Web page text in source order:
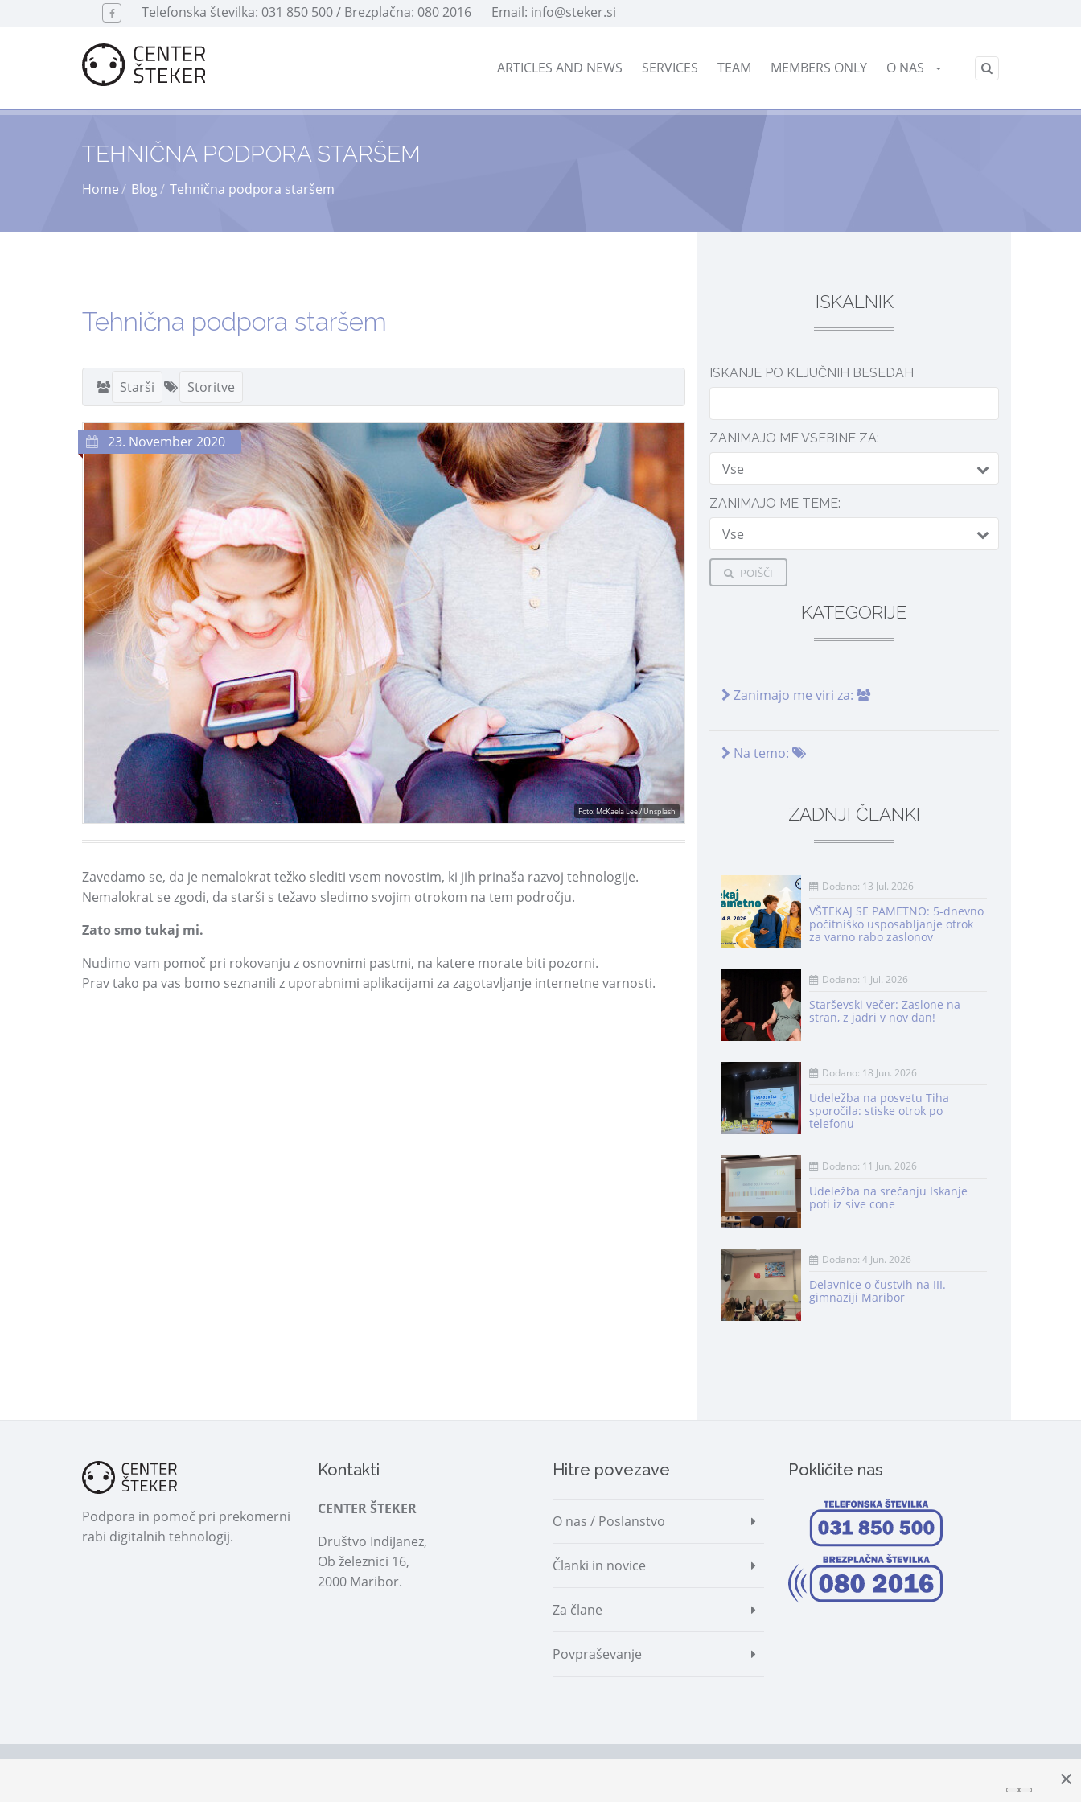
Telefonska številka: 031 850 500 / Brezplačna: 080 2016 Email: info@steker.si
ARTICLES AND NEWS SERVICES TEAM MEMBERS ONLY O NAS
TEHNIČNA PODPORA STARŠEM
Home Blog Tehnična podpora staršem
Tehnična podpora staršem
Starši Storitve
23. November 2020
Foto: McKaela Lee / Unsplash
Zavedamo se, da je nemalokrat težko slediti vsem novostim, ki jih prinaša razvoj tehnologije.
Nemalokrat se zgodi, da starši s težavo sledimo svojim otrokom na tem področju.
Zato smo tukaj mi.
Nudimo vam pomoč pri rokovanju z osnovnimi pastmi, na katere morate biti pozorni.
Prav tako pa vas bomo seznanili z uporabnimi aplikacijami za zagotavljanje internetne varnosti.
ISKALNIK
ISKANJE PO KLJUČNIH BESEDAH
ZANIMAJO ME VSEBINE ZA:
Vse
ZANIMAJO ME TEME:
Vse
POIŠČI
KATEGORIJE
Zanimajo me viri za:
Na temo:
ZADNJI ČLANKI
Dodano: 13 Jul. 2026
VŠTEKAJ SE PAMETNO: 5-dnevno
počitniško usposabljanje otrok
za varno rabo zaslonov
Dodano: 1 Jul. 2026
Starševski večer: Zaslone na
stran, z jadri v nov dan!
Dodano: 18 Jun. 2026
Udeležba na posvetu Tiha
sporočila: stiske otrok po
telefonu
Dodano: 11 Jun. 2026
Udeležba na srečanju Iskanje
poti iz sive cone
Dodano: 4 Jun. 2026
Delavnice o čustvih na III.
gimnaziji Maribor
Podpora in pomoč pri prekomerni
rabi digitalnih tehnologij.
Kontakti
CENTER ŠTEKER
Društvo IndiJanez,
Ob železnici 16,
2000 Maribor.
Hitre povezave
O nas / Poslanstvo
Članki in novice
Za člane
Povpraševanje
Pokličite nas